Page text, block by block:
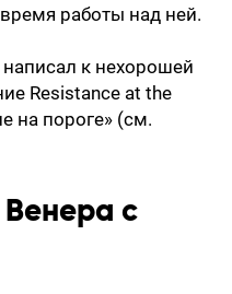
работы над ней.
к нехорошей
Resistance at the
на пороге» (см.
Венера с